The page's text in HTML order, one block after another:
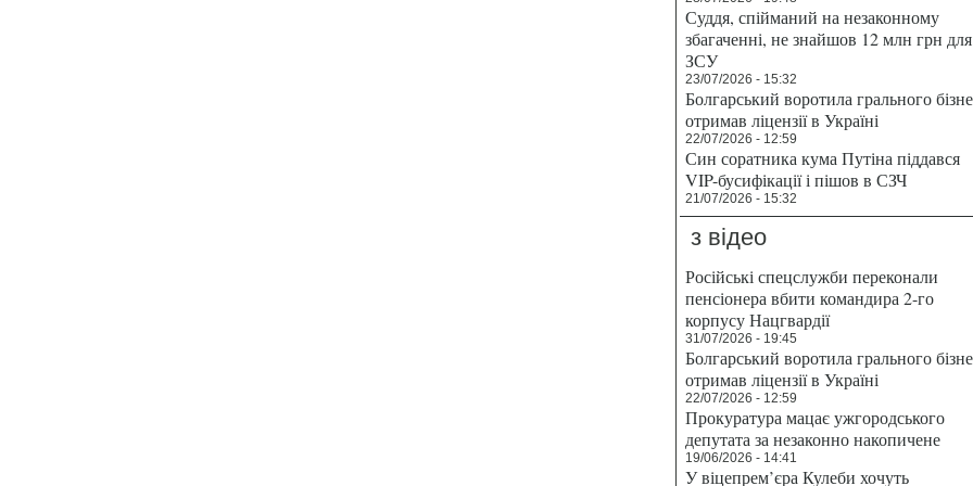
Суддя, спійманий на незаконному
збагаченні, не знайшов 12 млн грн для
ЗСУ
23/07/2026 - 15:32
Болгарський воротила грального
отримав ліцензії в Україні
22/07/2026 - 12:59
Син соратника кума Путіна піддався
VIP-бусифікації і пішов в СЗЧ
21/07/2026 - 15:32
з відео
Російські спецслужби переконали
пенсіонера вбити командира 2-го
корпусу Нацгвардії
31/07/2026 - 19:45
Болгарський воротила грального
отримав ліцензії в Україні
22/07/2026 - 12:59
Прокуратура мацає ужгородського
депутата за незаконно накопичене
19/06/2026 - 14:41
У віцепрем’єра Кулеби хочуть